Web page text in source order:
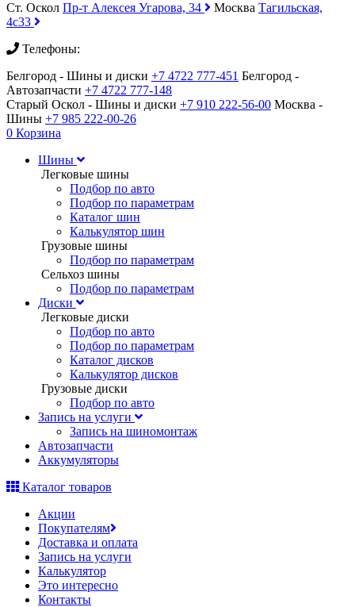
Ст. Оскол Пр-т Алексея Угарова, 34 Москва Тагильская,
4с33
Телефоны:
Белгород - Шины и диски +7 4722 777-451 Белгород -
Автозапчасти +7 4722 777-148
Старый Оскол - Шины и диски +7 910 222-56-00 Москва -
Шины +7 985 222-00-26
0 Корзина
Шины
Легковые шины
Подбор по авто
Подбор по параметрам
Каталог шин
Калькулятор шин
Грузовые шины
Подбор по параметрам
Сельхоз шины
Подбор по параметрам
Диски
Легковые диски
Подбор по авто
Подбор по параметрам
Каталог дисков
Калькулятор дисков
Грузовые диски
Подбор по авто
Запись на услуги
Запись на шиномонтаж
Автозапчасти
Аккумуляторы
Каталог товаров
Акции
Покупателям
Доставка и оплата
Запись на услуги
Калькулятор
Это интересно
Контакты